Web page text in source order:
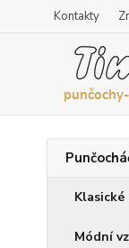
Kontakty
Módní